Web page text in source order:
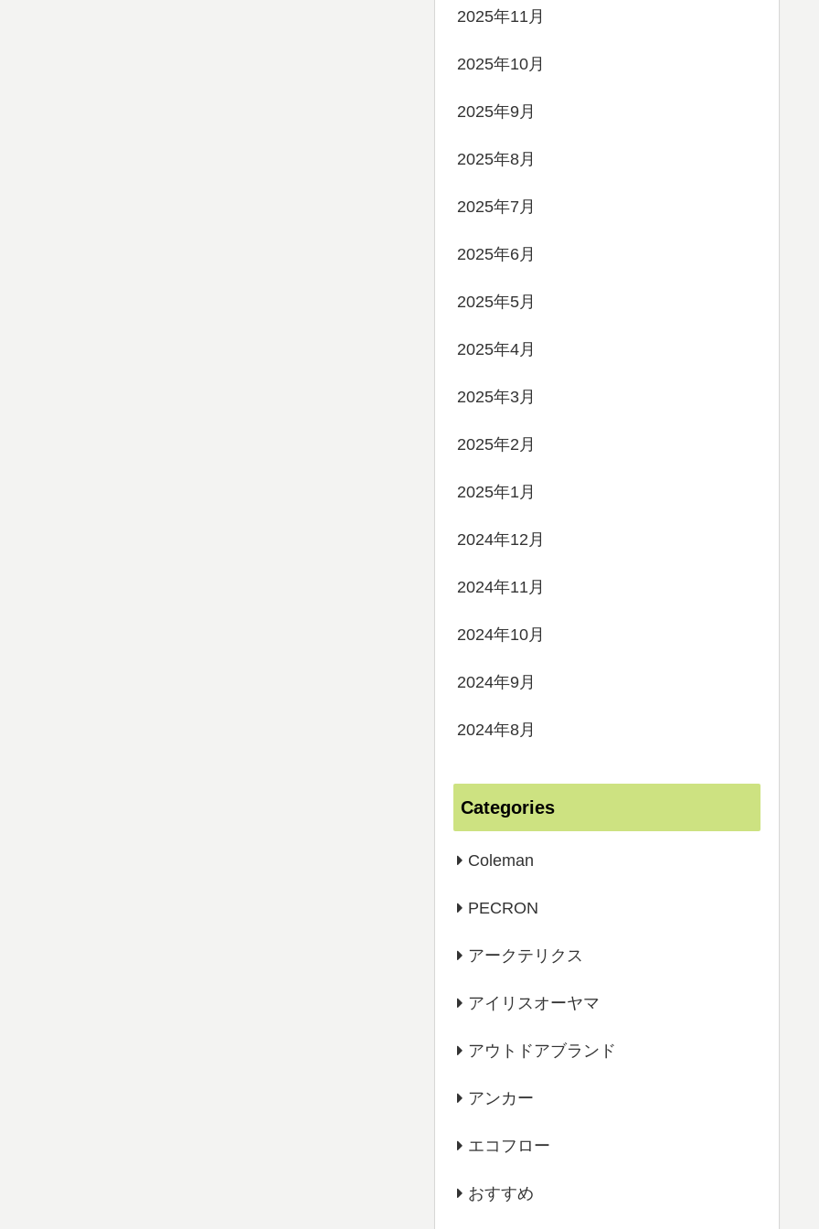
2025年11月
2025年10月
2025年9月
2025年8月
2025年7月
2025年6月
2025年5月
2025年4月
2025年3月
2025年2月
2025年1月
2024年12月
2024年11月
2024年10月
2024年9月
2024年8月
Categories
Coleman
PECRON
アークテリクス
アイリスオーヤマ
アウトドアブランド
アンカー
エコフロー
おすすめ